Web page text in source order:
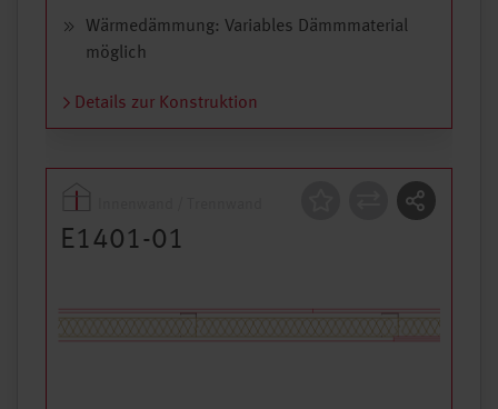
Wärmedämmung: Variables Dämmmaterial
möglich
Details zur Konstruktion
Konstruktion
E1401-01